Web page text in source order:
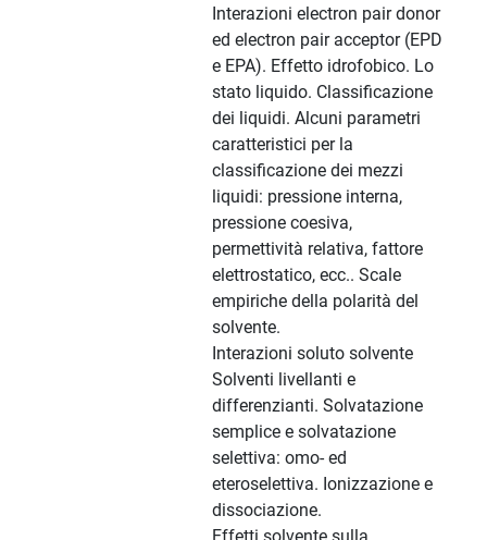
Interazioni electron pair donor
ed electron pair acceptor (EPD
e EPA). Effetto idrofobico. Lo
stato liquido. Classificazione
dei liquidi. Alcuni parametri
caratteristici per la
classificazione dei mezzi
liquidi: pressione interna,
pressione coesiva,
permettività relativa, fattore
elettrostatico, ecc.. Scale
empiriche della polarità del
solvente.
Interazioni soluto solvente
Solventi livellanti e
differenzianti. Solvatazione
semplice e solvatazione
selettiva: omo- ed
eteroselettiva. Ionizzazione e
dissociazione.